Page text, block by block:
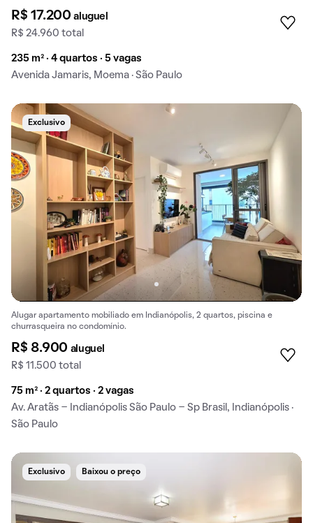
R$ 17.200aluguel
R$ 24.960 total
235 m² · 4 quartos · 5 vagas
Avenida Jamaris, Moema · São Paulo
Exclusivo
Alugar apartamento mobiliado em Indianópolis, 2 quartos, piscina e
churrasqueira no condomínio.
R$ 8.900 aluguel
R$ 11.500 total
75 m² · 2 quartos · 2 vagas
Av. Aratãs - Indianópolis São Paulo - Sp Brasil, Indianópolis ·
São Paulo
Exclusivo Baixou o preço